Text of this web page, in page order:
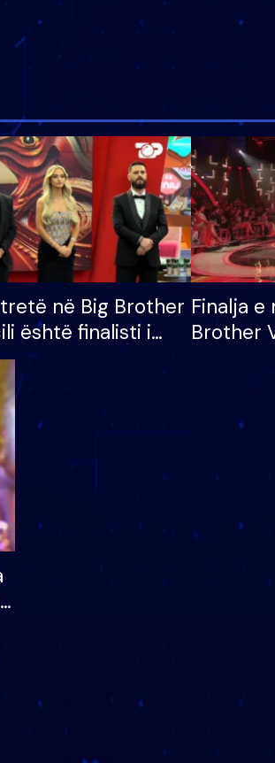
në Big Brother
është finalisti i
lë shtëpinë
Finalja e
Brother
banori i
dhe
të fituar